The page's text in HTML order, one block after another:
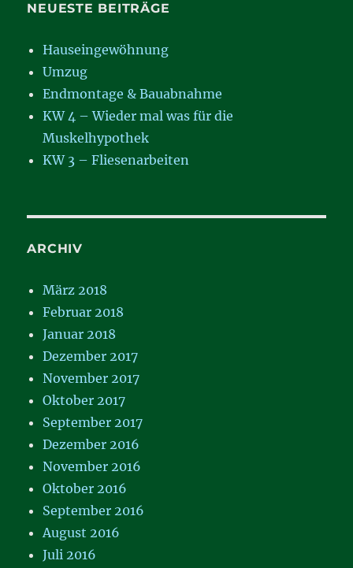
NEUESTE BEITRÄGE
Hauseingewöhnung
Umzug
Endmontage & Bauabnahme
KW 4 – Wieder mal was für die
Muskelhypothek
KW 3 – Fliesenarbeiten
ARCHIV
März 2018
Februar 2018
Januar 2018
Dezember 2017
November 2017
Oktober 2017
September 2017
Dezember 2016
November 2016
Oktober 2016
September 2016
August 2016
Juli 2016